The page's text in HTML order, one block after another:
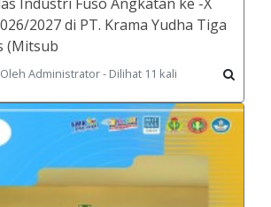
2027 di PT. Krama Yudha Tiga
(Mitsub
Administrator - Dilihat 11 kali